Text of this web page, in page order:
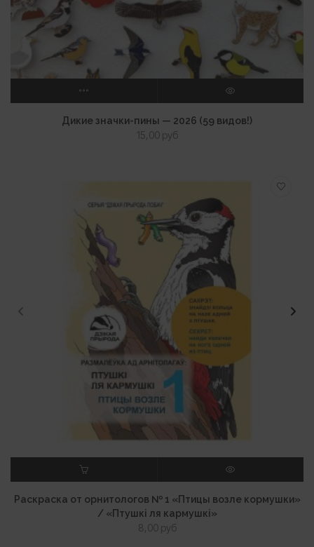
ВЫБЕРИТЕ ПАРАМЕТРЫ ПРОСМОТР
Дикие значки-пины — 2026 (59 видов!)
15,00 руб
Раскраска от орнитологов № 1 «Птицы возле кормушки»
/ «Птушкі ля кармушкі»
8,00 руб